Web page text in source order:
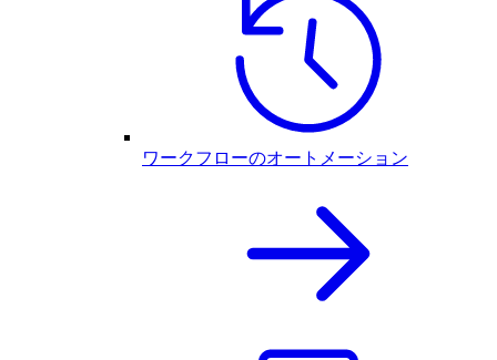
ワークフローのオートメーション